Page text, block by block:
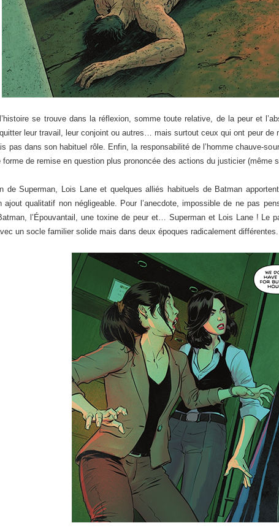
l’histoire se trouve dans la réflexion, somme toute relative, de la peur et
leur travail, leur conjoint ou autres… mais surtout ceux qui ont peur
pas dans son habituel rôle. Enfin, la responsabilité de l’homme chauve-
forme de remise en question plus prononcée des actions du justicier (même
de Superman, Lois Lane et quelques alliés habituels de Batman
ajout qualitatif non négligeable. Pour l’anecdote, impossible de ne pas
l’Épouvantail, une toxine de peur et… Superman et Lois Lane ! Le
un socle familier solide mais dans deux époques radicalement différentes.